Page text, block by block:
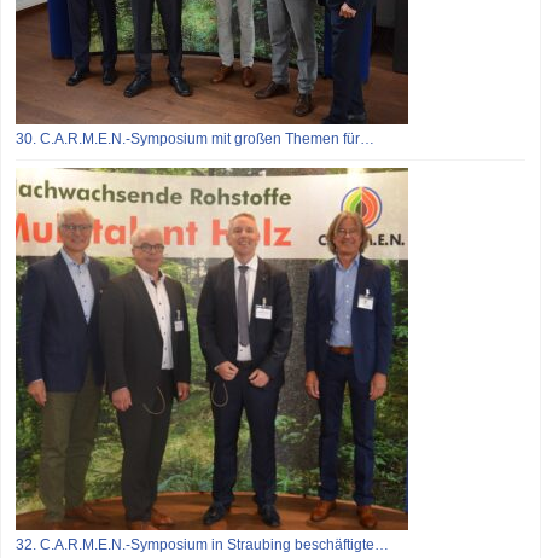
30. C.A.R.M.E.N.-Symposium mit großen Themen für…
32. C.A.R.M.E.N.-Symposium in Straubing beschäftigte…